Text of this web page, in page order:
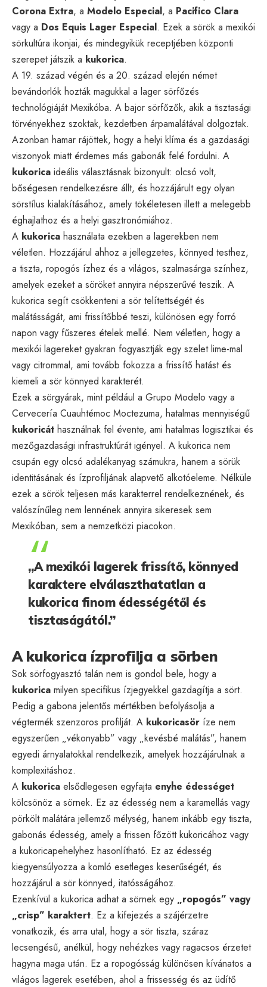
Corona Extra, a Modelo Especial, a Pacifico Clara
vagy a Dos Equis Lager Especial. Ezek a sörök a mexikói
sörkultúra ikonjai, és mindegyikük receptjében központi
szerepet játszik a kukorica.
A 19. század végén és a 20. század elején német
bevándorlók hozták magukkal a lager sörfőzés
technológiáját Mexikóba. A bajor sörfőzők, akik a tisztasági
törvényekhez szoktak, kezdetben árpamalátával dolgoztak.
Azonban hamar rájöttek, hogy a helyi klíma és a gazdasági
viszonyok miatt érdemes más gabonák felé fordulni. A
kukorica ideális választásnak bizonyult: olcsó volt,
bőségesen rendelkezésre állt, és hozzájárult egy olyan
sörstílus kialakításához, amely tökéletesen illett a melegebb
éghajlathoz és a helyi gasztronómiához.
A kukorica használata ezekben a lagerekben nem
véletlen. Hozzájárul ahhoz a jellegzetes, könnyed testhez,
a tiszta, ropogós ízhez és a világos, szalmasárga színhez,
amelyek ezeket a söröket annyira népszerűvé teszik. A
kukorica segít csökkenteni a sör telítettségét és
malátásságát, ami frissítőbbé teszi, különösen egy forró
napon vagy fűszeres ételek mellé. Nem véletlen, hogy a
mexikói lagereket gyakran fogyasztják egy szelet lime-mal
vagy citrommal, ami tovább fokozza a frissítő hatást és
kiemeli a sör könnyed karakterét.
Ezek a sörgyárak, mint például a Grupo Modelo vagy a
Cervecería Cuauhtémoc Moctezuma, hatalmas mennyiségű
kukoricát használnak fel évente, ami hatalmas logisztikai és
mezőgazdasági infrastruktúrát igényel. A kukorica nem
csupán egy olcsó adalékanyag számukra, hanem a sörük
identitásának és ízprofiljának alapvető alkotóeleme. Nélküle
ezek a sörök teljesen más karakterrel rendelkeznének, és
valószínűleg nem lennének annyira sikeresek sem
Mexikóban, sem a nemzetközi piacokon.
„A mexikói lagerek frissítő, könnyed
karaktere elválaszthatatlan a
kukorica finom édességétől és
tisztaságától.”
A kukorica ízprofilja a sörben
Sok sörfogyasztó talán nem is gondol bele, hogy a
kukorica milyen specifikus ízjegyekkel gazdagítja a sört.
Pedig a gabona jelentős mértékben befolyásolja a
végtermék szenzoros profilját. A kukoricasör íze nem
egyszerűen „vékonyabb” vagy „kevésbé malátás”, hanem
egyedi árnyalatokkal rendelkezik, amelyek hozzájárulnak a
komplexitáshoz.
A kukorica elsődlegesen egyfajta enyhe édességet
kölcsönöz a sörnek. Ez az édesség nem a karamellás vagy
pörkölt malátára jellemző mélység, hanem inkább egy tiszta,
gabonás édesség, amely a frissen főzött kukoricához vagy
a kukoricapehelyhez hasonlítható. Ez az édesség
kiegyensúlyozza a komló esetleges keserűségét, és
hozzájárul a sör könnyed, itatósságához.
Ezenkívül a kukorica adhat a sörnek egy „ropogós” vagy
„crisp” karaktert. Ez a kifejezés a szájérzetre
vonatkozik, és arra utal, hogy a sör tiszta, száraz
lecsengésű, anélkül, hogy nehézkes vagy ragacsos érzetet
hagyna maga után. Ez a ropogósság különösen kívánatos a
világos lagerek esetében, ahol a frissesség és az üdítő